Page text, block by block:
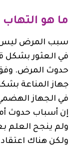
ما هو التهاب
سبب المرض ليس
في العثور بشكل
حدوث المرض. وفق
جهاز المناعة
في الجهاز
إن أسباب حدوث
ولم ينجح العلم
ولكن هناك